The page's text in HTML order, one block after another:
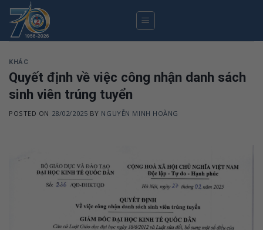
Skip
content
KHÁC
Quyết định về việc công nhận danh sách
sinh viên trúng tuyển
POSTED ON 28/02/2025 BY NGUYỄN MINH HOÀNG